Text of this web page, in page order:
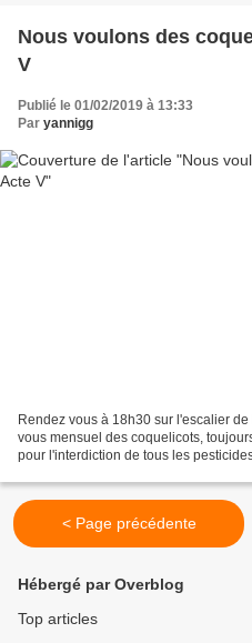
Nous voulons des
V
Publié le 01/02/2019 à 13:33
Par yannigg
Rendez vous à 18h30 sur l'escalier
vous mensuel des coquelicots,
pour l'interdiction de tous les
< Page précédente
Hébergé par Overblog
Top articles